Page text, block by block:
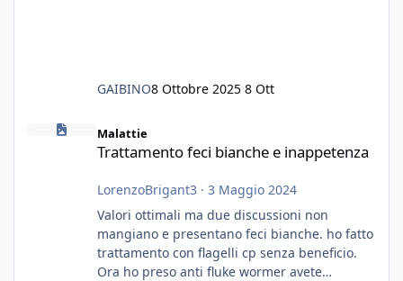
GAIBINO8 Ottobre 2025 8 Ott
Malattie
Trattamento feci bianche e inappetenza
LorenzoBrigant3 · 3 Maggio 2024
Valori ottimali ma due discussioni non
mangiano e presentano feci bianche. ho fatto
trattamento con flagelli cp senza beneficio.
Ora ho preso anti fluke wormer avete